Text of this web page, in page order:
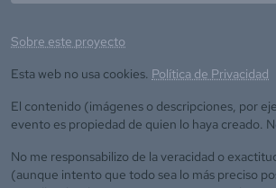
Sobre este proyecto
Esta web no usa cookies. Política de Privacidad
El contenido (imágenes o descripciones, por
evento es propiedad de quien lo haya creado.
No me responsabilizo de la veracidad o
(aunque intento que todo sea lo más preciso